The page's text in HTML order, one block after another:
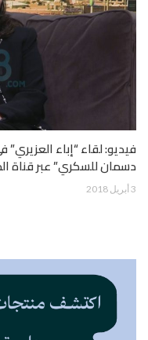
فيديو: لقاء “إباء
دسمان للسكري” عبر قناة
3 أبريل 2018